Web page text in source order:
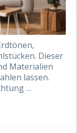
Dieser
Materialien
lassen.
…